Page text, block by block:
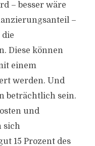
– besser wäre
–
Diese können
einem
werden. Und
beträchtlich sein.
und
sich
15 Prozent des